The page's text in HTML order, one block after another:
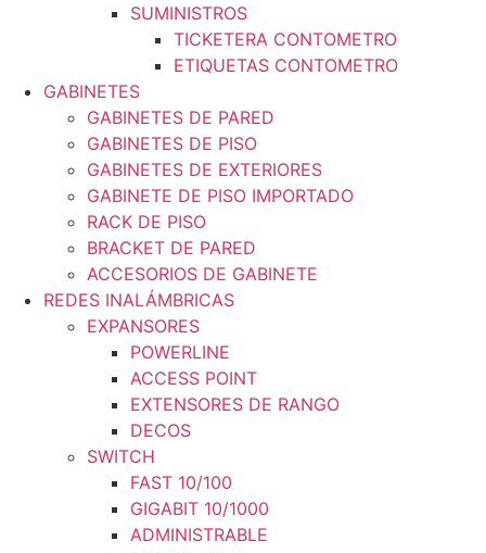
SUMINISTROS
TICKETERA CONTOMETRO
ETIQUETAS CONTOMETRO
GABINETES
GABINETES DE PARED
GABINETES DE PISO
GABINETES DE EXTERIORES
GABINETE DE PISO IMPORTADO
RACK DE PISO
BRACKET DE PARED
ACCESORIOS DE GABINETE
REDES INALÁMBRICAS
EXPANSORES
POWERLINE
ACCESS POINT
EXTENSORES DE RANGO
DECOS
SWITCH
FAST 10/100
GIGABIT 10/1000
ADMINISTRABLE